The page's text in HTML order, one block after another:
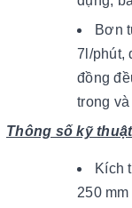
Bơn
7l/phút,
đồng
trong
Thông số kỹ
Kích
250 mm